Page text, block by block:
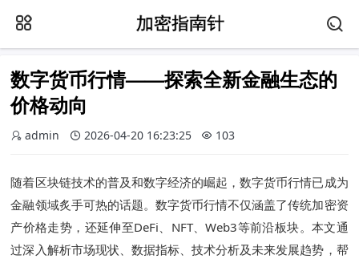
数字货币行情——探索全新金融生态的
价格动向
admin 2026-04-20 16:23:25 103
随着区块链技术的普及和数字经济的崛起，数字货币行情已成为
金融领域炙手可热的话题。数字货币行情不仅涵盖了传统加密资
产价格走势，还延伸至DeFi、NFT、Web3等前沿板块。本文通
过深入解析市场现状、数据指标、技术分析及未来发展趋势，帮